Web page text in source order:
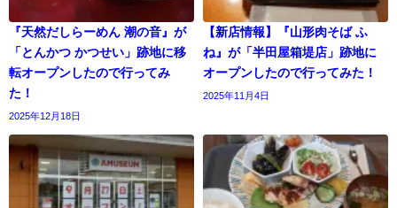
『天然だしらーめん 潮の音』が
「とんかつ かつせい」跡地に移
転オープンしたので行ってみ
た！
2025年12月18日
【新店情報】『山形肉そば ふ
ね』が「半田屋箱堤店」跡地に
オープンしたので行ってみた！
2025年11月4日